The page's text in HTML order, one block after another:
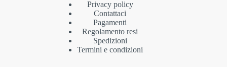
Privacy policy
Contattaci
Pagamenti
Regolamento resi
Spedizioni
Termini e condizioni